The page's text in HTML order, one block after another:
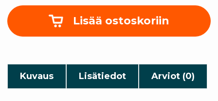
2000
mm
määrä
Lisää ostoskoriin
Kuvaus Lisätiedot Arviot (0)